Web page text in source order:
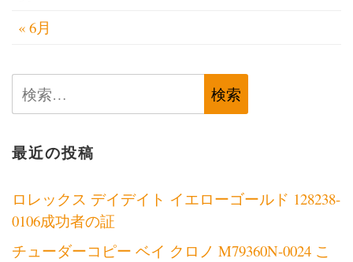
« 6月
検
索:
最近の投稿
ロレックス デイデイト イエローゴールド 128238-
0106成功者の証
チューダーコピー ベイ クロノ M79360N-0024 こ